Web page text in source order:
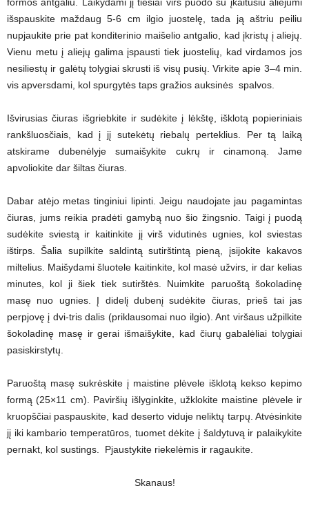
išspauskite maždaug 5-6 cm ilgio juostelę, tada ją aštriu peiliu
nupjaukite prie pat konditerinio maišelio antgalio, kad įkristų į aliejų.
Vienu metu į aliejų galima įspausti tiek juostelių, kad virdamos jos
nesiliestų ir galėtų tolygiai skrusti iš visų pusių. Virkite apie 3–4 min.
vis apversdami, kol spurgytės taps gražios auksinės spalvos.
Išvirusias čiuras išgriebkite ir sudėkite į lėkštę, išklotą popieriniais
rankšluosčiais, kad į jį sutekėtų riebalų perteklius. Per tą laiką
atskirame dubenėlyje sumaišykite cukrų ir cinamoną. Jame
apvoliokite dar šiltas čiuras.
Dabar atėjo metas tinginiui lipinti. Jeigu naudojate jau pagamintas
čiuras, jums reikia pradėti gamybą nuo šio žingsnio. Taigi į puodą
sudėkite sviestą ir kaitinkite jį virš vidutinės ugnies, kol sviestas
ištirps. Šalia supilkite saldintą sutirštintą pieną, įsijokite kakavos
miltelius. Maišydami šluotele kaitinkite, kol masė užvirs, ir dar kelias
minutes, kol ji šiek tiek sutirštės. Nuimkite paruoštą šokoladinę
masę nuo ugnies. Į didelį dubenį sudėkite čiuras, prieš tai jas
perpjovę į dvi-tris dalis (priklausomai nuo ilgio). Ant viršaus užpilkite
šokoladinę masę ir gerai išmaišykite, kad čiurų gabalėliai tolygiai
pasiskirstytų.
Paruoštą masę sukrėskite į maistine plėvele išklotą kekso kepimo
formą (25×11 cm). Paviršių išlyginkite, užklokite maistine plėvele ir
kruopščiai paspauskite, kad deserto viduje neliktų tarpų. Atvėsinkite
jį iki kambario temperatūros, tuomet dėkite į šaldytuvą ir palaikykite
pernakt, kol sustings. Pjaustykite riekelėmis ir ragaukite.
Skanaus!